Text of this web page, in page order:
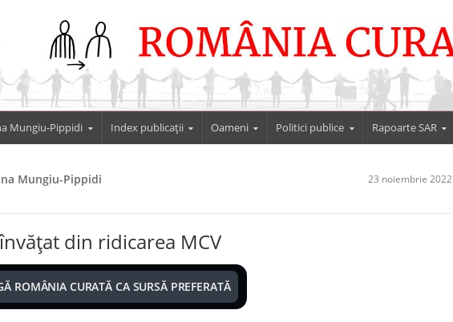
Mungiu-Pippidi Index publicații Oameni Politici publice Rapoarte SAR
Mungiu-Pippidi 23 noiembrie 2022
din ridicarea MCV
ROMÂNIA CURATĂ CA SURSĂ PREFERATĂ